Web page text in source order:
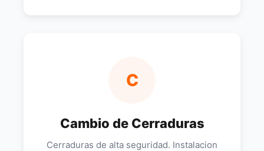
C
Cambio de Cerraduras
Cerraduras de alta seguridad. Instalacion